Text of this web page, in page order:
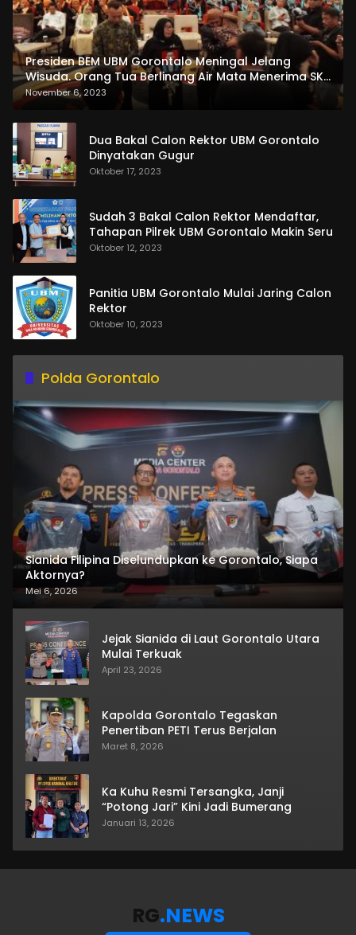
Presiden BEM UBM Gorontalo Meningal Jelang
Wisuda. Orang Tua Berlinang Air Mata Menerima SKL
dan Pemasangan Salempang
November 6, 2023
Dua Bakal Calon Rektor UBM Gorontalo
Dinyatakan Gugur
Oktober 17, 2023
Sudah 3 Bakal Calon Rektor Mendaftar,
Tahapan Pilrek UBM Gorontalo Makin Seru
Oktober 12, 2023
Panitia UBM Gorontalo Mulai Jaring Calon
Rektor
Oktober 10, 2023
Polda Gorontalo
Sianida Filipina Diselundupkan ke Gorontalo, Siapa
Aktornya?
Mei 6, 2026
Jejak Sianida di Laut Gorontalo Utara
Mulai Terkuak
April 23, 2026
Kapolda Gorontalo Tegaskan
Penertiban PETI Terus Berjalan
Maret 8, 2026
Ka Kuhu Resmi Tersangka, Janji
“Potong Jari” Kini Jadi Bumerang
Januari 13, 2026
RG.NEWS